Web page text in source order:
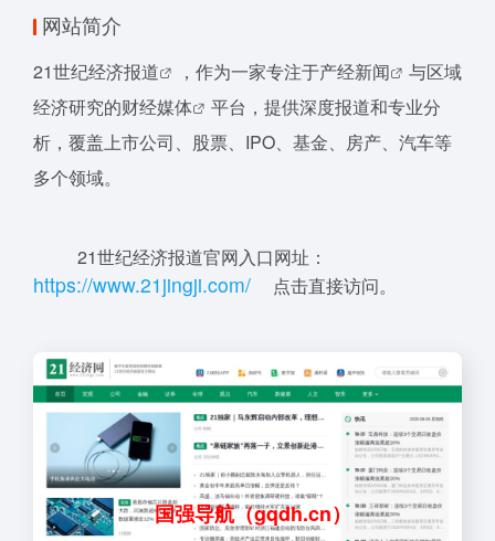
网站简介
21世纪经济报道 ，作为一家专注于产经新闻
与区域
经济研究的财经媒体
平台，提供深度报道和专业分
析，覆盖上市公司、股票、IPO、基金、房产、汽车等
多个领域。
21世纪经济报道官网入口网址：
https://www.21jingji.com/ 点击直接访问。
国强导航（gqdh.cn）